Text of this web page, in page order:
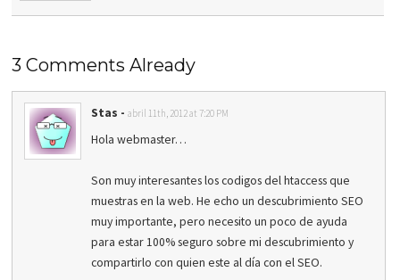
3 Comments Already
Stas - abril 11th, 2012 at 7:20 PM
Hola webmaster…
Son muy interesantes los codigos del htaccess que
muestras en la web. He echo un descubrimiento SEO
muy importante, pero necesito un poco de ayuda
para estar 100% seguro sobre mi descubrimiento y
compartirlo con quien este al día con el SEO.